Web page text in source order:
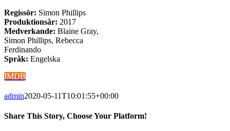
Regissör: Simon Phillips
Produktionsår: 2017
Medverkande: Blaine Gray,
Simon Phillips, Rebecca
Ferdinando
Språk: Engelska
IMDB
admin2020-05-11T10:01:55+00:00
Share This Story, Choose Your Platform!